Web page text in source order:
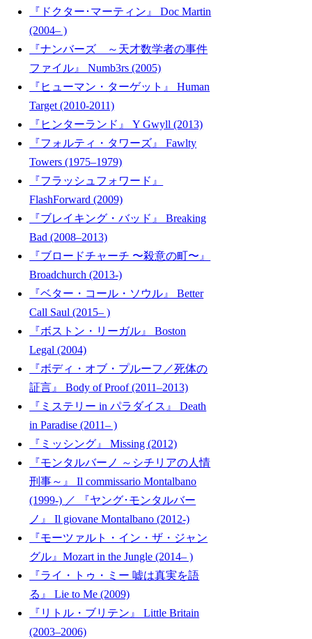
『ドクター･マーティン』 Doc Martin
(2004– )
『ナンバーズ ～天才数学者の事件
ファイル』 Numb3rs (2005)
『ヒューマン・ターゲット』 Human
Target (2010-2011)
『ヒンターランド』 Y Gwyll (2013)
『フォルティ・タワーズ』 Fawlty
Towers (1975–1979)
『フラッシュフォワード』
FlashForward (2009)
『ブレイキング・バッド』 Breaking
Bad (2008–2013)
『ブロードチャーチ 〜殺意の町〜』
Broadchurch (2013-)
『ベター・コール・ソウル』 Better
Call Saul (2015– )
『ボストン・リーガル』 Boston
Legal (2004)
『ボディ・オブ・プルーフ／死体の
証言』 Body of Proof (2011–2013)
『ミステリー in パラダイス』 Death
in Paradise (2011– )
『ミッシング』 Missing (2012)
『モンタルバーノ ～シチリアの人情
刑事～』 Il commissario Montalbano
(1999-) ／ 『ヤング･モンタルバー
ノ』 Il giovane Montalbano (2012-)
『モーツァルト・イン・ザ・ジャン
グル』Mozart in the Jungle (2014– )
『ライ・トゥ・ミー 嘘は真実を語
る』 Lie to Me (2009)
『リトル・ブリテン』 Little Britain
(2003–2006)